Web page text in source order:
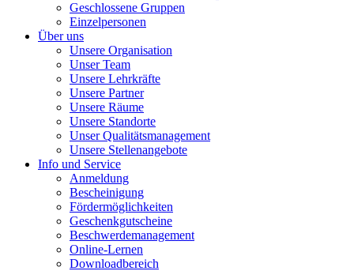
Geschlossene Gruppen
Einzelpersonen
Über uns
Unsere Organisation
Unser Team
Unsere Lehrkräfte
Unsere Partner
Unsere Räume
Unsere Standorte
Unser Qualitätsmanagement
Unsere Stellenangebote
Info und Service
Anmeldung
Bescheinigung
Fördermöglichkeiten
Geschenkgutscheine
Beschwerdemanagement
Online-Lernen
Downloadbereich